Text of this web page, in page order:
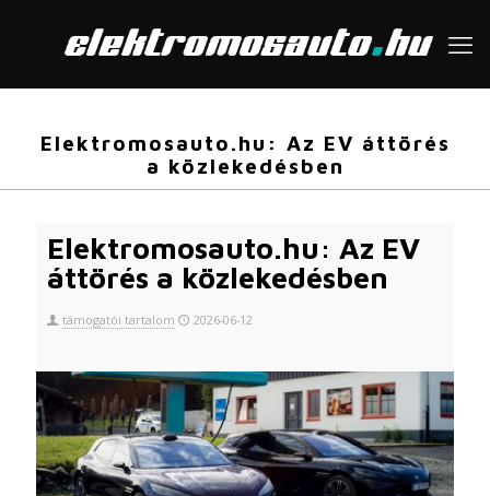
Elektromosauto.hu: Az EV áttörés
a közlekedésben
Elektromosauto.hu: Az EV
áttörés a közlekedésben
támogatói tartalom 2026-06-12